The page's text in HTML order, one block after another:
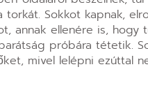
torkát. Sokkot kapnak,
annak ellenére is, hogy
próbára tétetik.
mivel lelépni ezúttal